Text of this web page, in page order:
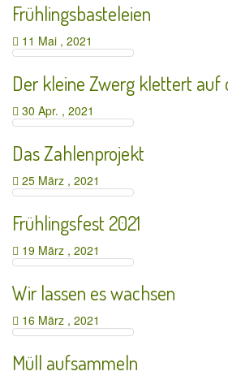
Frühlingsbasteleien
11 Mai , 2021
Der kleine Zwerg klettert auf
30 Apr. , 2021
Das Zahlenprojekt
25 März , 2021
Frühlingsfest 2021
19 März , 2021
Wir lassen es wachsen
16 März , 2021
Müll aufsammeln